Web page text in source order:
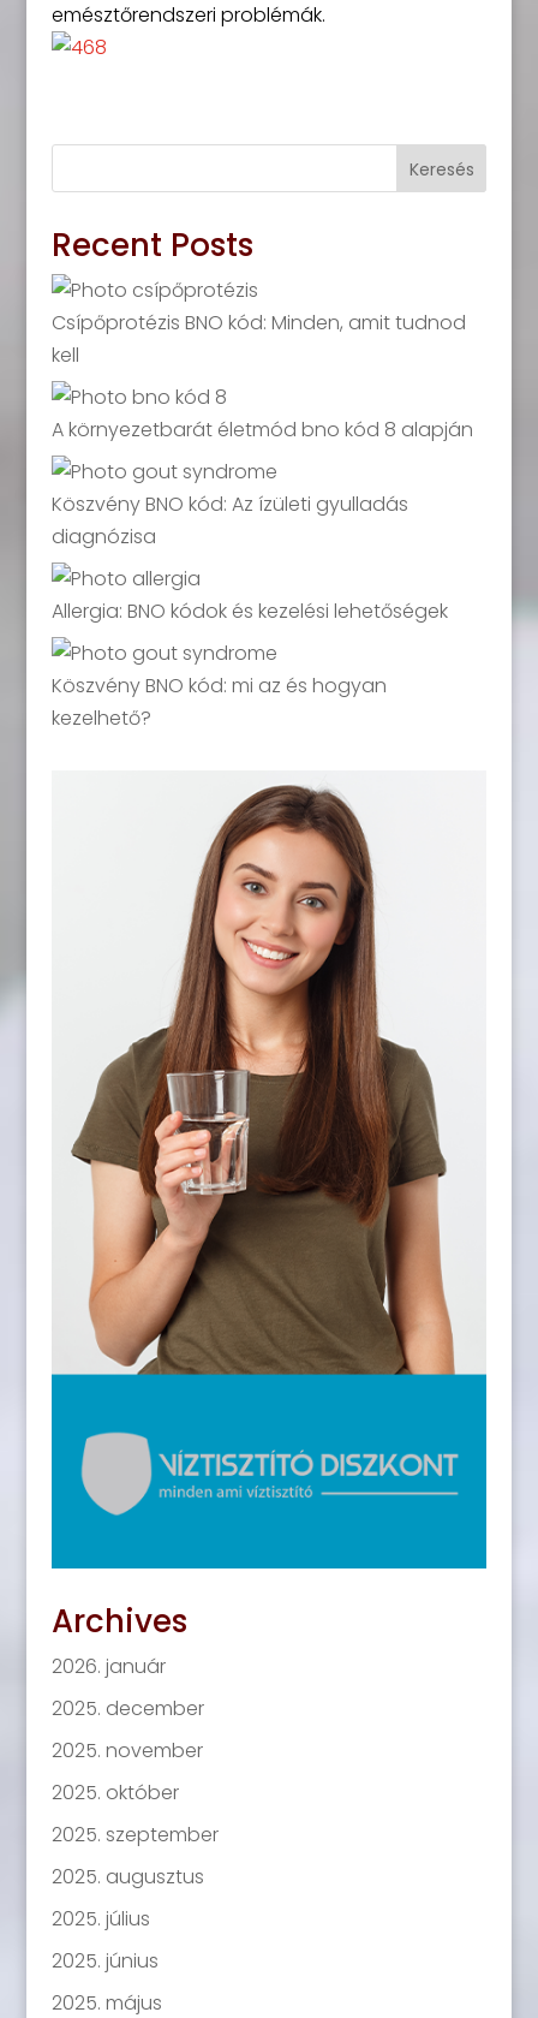
emésztőrendszeri problémák.
Keresés
Recent Posts
Csípőprotézis BNO kód: Minden, amit tudnod
kell
A környezetbarát életmód bno kód 8 alapján
Köszvény BNO kód: Az ízületi gyulladás
diagnózisa
Allergia: BNO kódok és kezelési lehetőségek
Köszvény BNO kód: mi az és hogyan
kezelhető?
Archives
2026. január
2025. december
2025. november
2025. október
2025. szeptember
2025. augusztus
2025. július
2025. június
2025. május